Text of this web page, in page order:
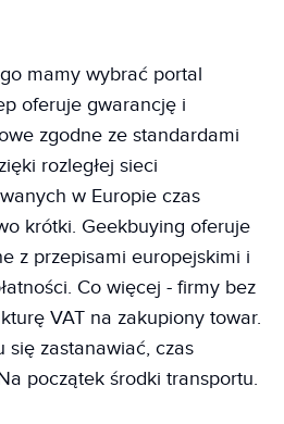
mamy wybrać portal
oferuje gwarancję i
zgodne ze standardami
rozległej sieci
w Europie czas
krótki. Geekbuying oferuje
z przepisami europejskimi i
Co więcej - firmy bez
VAT na zakupiony towar.
się zastanawiać, czas
początek środki transportu.